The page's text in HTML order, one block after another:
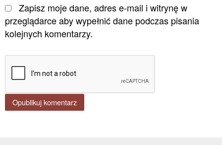
Zapisz moje dane, adres e-mail i witrynę w
przeglądarce aby wypełnić dane podczas pisania
kolejnych komentarzy.